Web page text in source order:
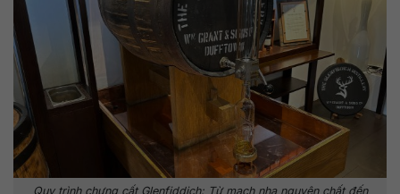
Quy trình chưng cất Glenfiddich: Từ mạch nha nguyên chất đến